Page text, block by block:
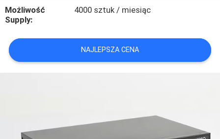
AKTUALNOŚCI
PRZYPADKI
Możliwość
Supply:
4000 sztuk / miesiąc
NAJLEPSZA CENA